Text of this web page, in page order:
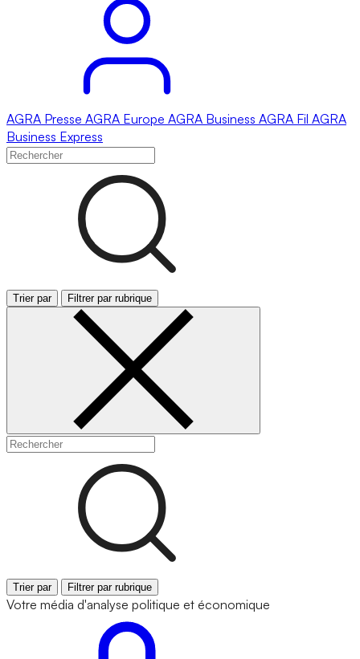
AGRA Presse AGRA Europe AGRA Business AGRA Fil AGRA
Business Express
Trier par Filtrer par rubrique
Trier par Filtrer par rubrique
Votre média d'analyse politique et économique